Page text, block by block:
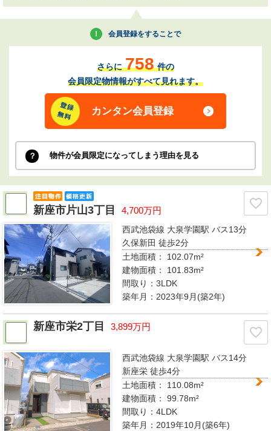
会員登録をすることで
さらに 758 件の
会員限定物情報がすべて見れます。
カンタン会員登録
物件が会員限定になってしまう理由を見る
新座市片山3丁目 4,700万円
西武池袋線 大泉学園駅バス13分
久保新田 徒歩2分
土地面積： 102.07m²
建物面積： 101.83m²
間取り：3LDK
築年月：2023年9月(築2年)
新座市栄2丁目 3,899万円
西武池袋線 大泉学園駅バス14分
新座栄 徒歩4分
土地面積： 110.08m²
建物面積：99.78m²
間取り：4LDK
築年月：2019年10月(築6年)